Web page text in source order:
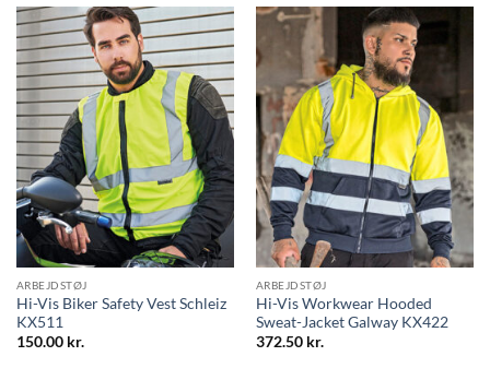
ARBEJDSTØJ
Hi-Vis Biker Safety Vest Schleiz
KX511
150.00 kr.
ARBEJDSTØJ
Hi-Vis Workwear Hooded
Sweat-Jacket Galway KX422
372.50 kr.